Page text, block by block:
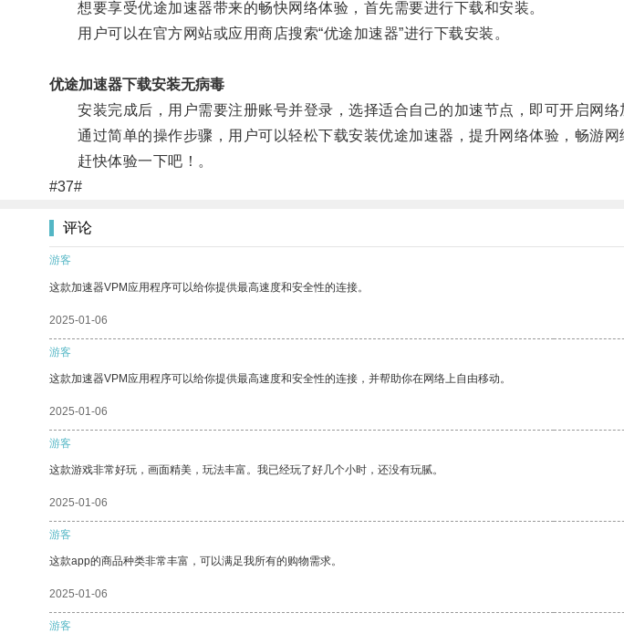
想要享受优途加速器带来的畅快网络体验，首先需要进行下载和安装。
用户可以在官方网站或应用商店搜索“优途加速器”进行下载安装。
优途加速器下载安装无病毒
安装完成后，用户需要注册账号并登录，选择适合自己的加速节点，即可开启网络
通过简单的操作步骤，用户可以轻松下载安装优途加速器，提升网络体验，畅游网
赶快体验一下吧！。
#37#
评论
游客
这款加速器VPM应用程序可以给你提供最高速度和安全性的连接。
2025-01-06
游客
这款加速器VPM应用程序可以给你提供最高速度和安全性的连接，并帮助你在网络上自由移动。
2025-01-06
游客
这款游戏非常好玩，画面精美，玩法丰富。我已经玩了好几个小时，还没有玩腻。
2025-01-06
游客
这款app的商品种类非常丰富，可以满足我所有的购物需求。
2025-01-06
游客